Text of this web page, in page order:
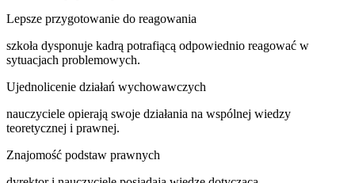
Lepsze przygotowanie do reagowania
szkoła dysponuje kadrą potrafiącą odpowiednio reagować w
sytuacjach problemowych.
Ujednolicenie działań wychowawczych
nauczyciele opierają swoje działania na wspólnej wiedzy
teoretycznej i prawnej.
Znajomość podstaw prawnych